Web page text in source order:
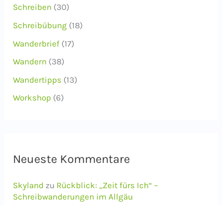
Schreiben (30)
Schreibübung (18)
Wanderbrief (17)
Wandern (38)
Wandertipps (13)
Workshop (6)
Neueste Kommentare
Skyland zu Rückblick: „Zeit fürs Ich“ –
Schreibwanderungen im Allgäu